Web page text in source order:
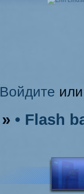
Войдите
» • Flash